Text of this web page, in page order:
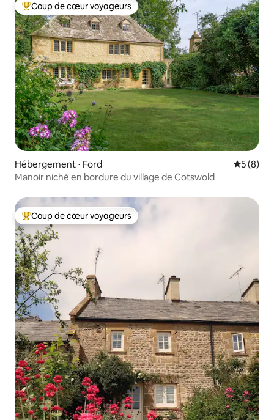
Coups de cœur voyageurs les plus appréciés
Coup de cœur voyageurs
Hébergement ⋅ Ford
5 (8)
Manoir niché en bordure du village de Cotswold
Coups de cœur voyageurs les plus appréciés
Coup de cœur voyageurs